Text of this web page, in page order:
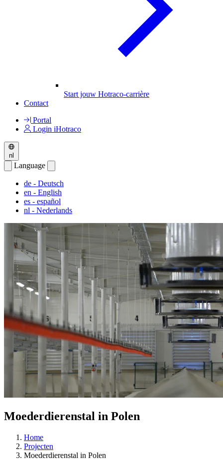
Start jouw Hotraco-carrière
Contact
Portal
Login iHotraco
nl
Language
de - Deutsch
en - English
es - español
nl - Nederlands
Moederdierenstal in Polen
Home
Projecten
Moederdierenstal in Polen